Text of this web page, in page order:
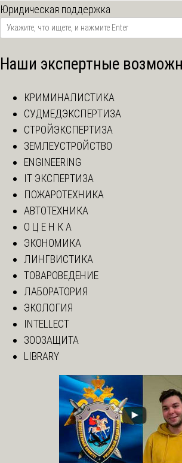
Юридическая поддержка
Наши экспертные
КРИМИНАЛИСТИКА
СУДМЕДЭКСПЕРТИЗА
СТРОЙЭКСПЕРТИЗА
ЗЕМЛЕУСТРОЙСТВО
ENGINEERING
IT ЭКСПЕРТИЗА
ПОЖАРОТЕХНИКА
АВТОТЕХНИКА
О Ц Е Н К А
ЭКОНОМИКА
ЛИНГВИСТИКА
ТОВАРОВЕДЕНИЕ
ЛАБОРАТОРИЯ
ЭКОЛОГИЯ
INTELLECT
ЗООЗАЩИТА
LIBRARY